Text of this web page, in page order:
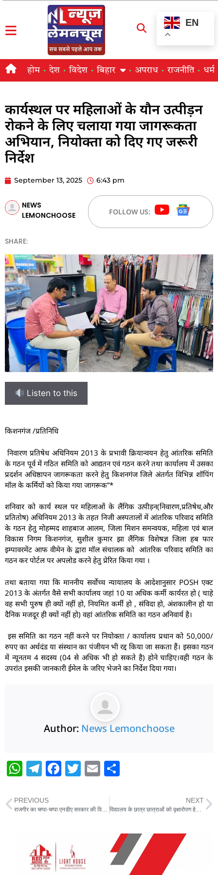
EN
होम देश विदेश बिहार अपराध राजनीति धर्म
कार्यस्थल पर महिलाओं के यौन उत्पीड़न
रोकने के लिए चलाया गया जागरूकता
अभियान, नियोक्ता को दिए गए जरूरी
निर्देश
September 13, 2025 6:43 pm
NEWS
LEMONCHOOSE
FOLLOW US:
SHARE:
Listen to this
किशनगंज /प्रतिनिधि
निवारण प्रतिषेध अधिनियम 2013 के प्रभावी क्रियान्वयन हेतु आंतरिक समिति
के गठन पूर्व में गठित समिति को आद्यतन एवं गठन करने तथा कार्यालय में उसका
प्रदर्शन अधिष्ठापन जागरूकता करने हेतु किशनगंज जिले अंतर्गत विभिन्न शॉपिंग
मॉल के कर्मियों को किया गया जागरूक”*
शनिवार को कार्य स्थल पर महिलाओं के लैंगिक उत्पीड़न(निवारण,प्रतिषेध,और
प्रतितोष) अधिनियम 2013 के तहत निजी अस्पतालों में आंतरिक परिवाद समिति
के गठन हेतु मोहम्मद शाहबाज आलम, जिला मिशन समन्वयक, महिला एवं बाल
विकास निगम किशनगंज, सुशील कुमार झा लैंगिक विशेषज्ञ जिला हब फार
इम्पावरमेंट आफ वीमेन के द्वारा मॉल संचालक को आंतरिक परिवाद समिति का
गठन कर पोर्टल पर अपलोड करने हेतु प्रेरित किया गया ।
तथा बताया गया कि माननीय सर्वोच्च न्यायालय के आदेशानुसार POSH एक्ट
2013 के अंतर्गत वैसे सभी कार्यालय जहां 10 या अधिक कर्मी कार्यरत हो ( चाहे
वह सभी पुरुष ही क्यों नहीं हो, नियमित कर्मी हो , संविदा हो, अंशकालीन हो या
दैनिक मजदूर ही क्यों नहीं हो) वहां आंतरिक समिति का गठन अनिवार्य है।
इस समिति का गठन नहीं करने पर नियोक्ता / कार्यालय प्रधान को 50,000/
रुपए का अर्थदंड या संस्थान का पंजीयन भी रद्द किया जा सकता हैं। इसका गठन
में न्यूनतम 4 सदस्य (04 से अधिक भी हो सकते है) होने चाहिए।वही गठन के
उपरांत इसकी जानकारी ईमेल के जरिए भेजने का निर्देश दिया गया।
Author: News Lemonchoose
W
at
s
p
T
e
g
m
F
e
o
o
T
er
E
ai
l e
PREVIOUS
राजगीर का चप्पा-चप्पा एनडीए सरकार की विकास गाथा का प्रतीक:- मंत्री
NEXT
विद्यालय के छात्र छात्राओं को वृक्षारोपण हेतु किया गया प्रेरित, पौधा का हुआ वितरण